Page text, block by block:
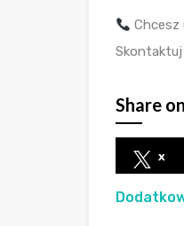
Skontaktuj
Share
x